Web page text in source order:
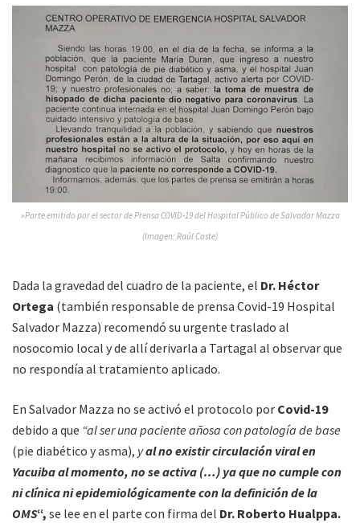
»Parte emitido por el sector de Prensa COVID-19 del Hospital Público de Salvador Mazza
(Imagen: Raúl Coste)
Dada la gravedad del cuadro de la paciente, el Dr. Héctor
Ortega (también responsable de prensa Covid-19 Hospital
Salvador Mazza) recomendó su urgente traslado al
nosocomio local y de allí derivarla a Tartagal al observar que
no respondía al tratamiento aplicado.
En Salvador Mazza no se activó el protocolo por Covid-19
debido a que “al ser una paciente añosa con patología de base
(pie diabético y asma), yal no existir circulación viral en
Yacuiba al momento, no se activa (…) ya que no cumple con
ni clínica ni epidemiológicamente con la definición de la
OMS“, se lee en el parte con firma del Dr. Roberto Hualppa.